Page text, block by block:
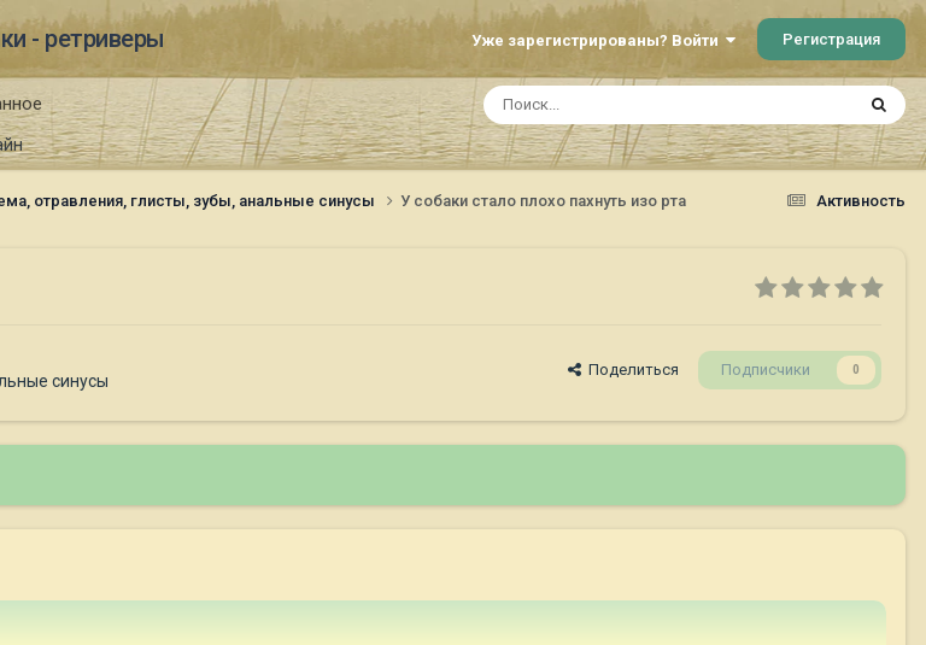
- ретриверы Уже зарегистрированы? Войти Регистрация
Активность
отравления, глисты, зубы, анальные синусы У собаки стало плохо пахнуть изо рта
синусы
Поделиться Подписчики 0